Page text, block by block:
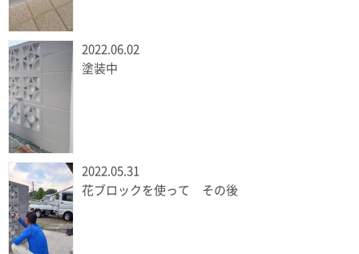
2022.06.02
塗装中
2022.05.31
花ブロックを使って その後